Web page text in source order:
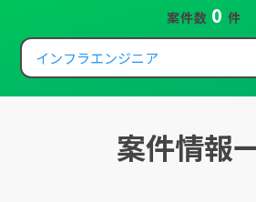
案件数 0 件
インフラエンジニア
案件情報